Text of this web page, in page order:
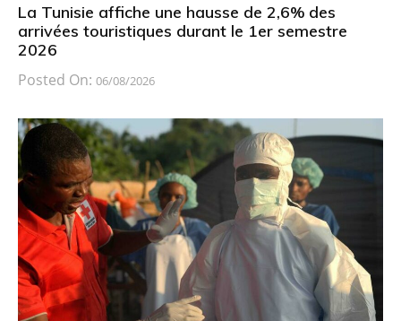
La Tunisie affiche une hausse de 2,6% des
arrivées touristiques durant le 1er semestre
2026
Posted On: 06/08/2026